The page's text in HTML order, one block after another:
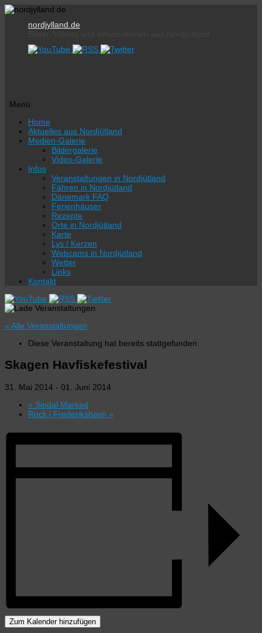
nordjylland.de
Menü
Zum
Inhalt
springen
Home
Aktuelles aus Nordjütland
Medien-Galerie
Bildergalerie
Video-Galerie
Infos
Veranstaltungen in Nordjütland
Fähren in Nordjütland
Dänemark FAQ
Ferienhäuser
Rezepte
Orte in Nordjütland
Karte
Lys / Kerzen
Webcams in Nordjütland
Wetter
Links
Kontakt
« Alle Veranstaltungen
Diese Veranstaltung hat bereits stattgefunden.
Skagen Havfiskefestival
31. Mai 2014 - 01. Juni 2014
« Sindal Marked
Rock i Frederikshavn »
Zum Kalender hinzufügen